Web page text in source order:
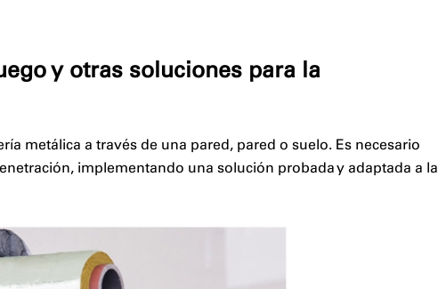
y otras soluciones para la
metálica a través de una pared, pared o suelo. Es necesario
implementando una solución probada y adaptada a la